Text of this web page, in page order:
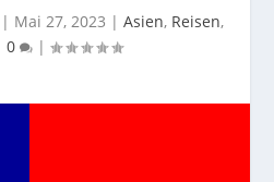
| Mai 27, 2023 | Asien, Reisen,
0 |